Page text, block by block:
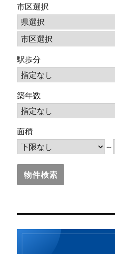
市区選択
駅歩分
築年数
面積
～